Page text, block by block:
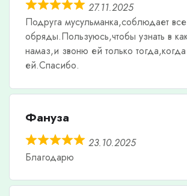
27.11.2025
Подруга мусульманка,соблюдает все
обряды.Пользуюсь,чтобы узнать в
намаз,и звоню ей только
ей.Спасибо.
Фануза
23.10.2025
Благодарю